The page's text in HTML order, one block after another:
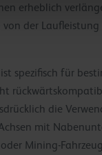
erheblich
der Laufleistung
ist spezifisch für
die
mit
Mining-